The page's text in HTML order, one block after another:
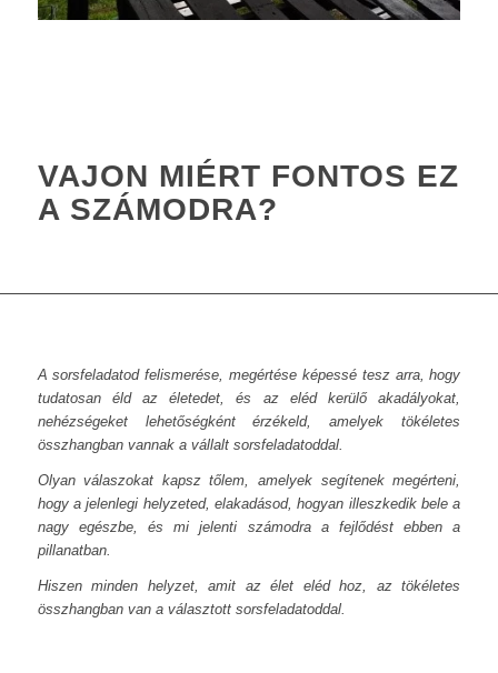
VAJON MIÉRT FONTOS EZ
A SZÁMODRA?
A sorsfeladatod felismerése, megértése képessé tesz arra, hogy
tudatosan éld az életedet, és az eléd kerülő akadályokat,
nehézségeket lehetőségként érzékeld, amelyek tökéletes
összhangban vannak a vállalt sorsfeladatoddal.
Olyan válaszokat kapsz tőlem, amelyek segítenek megérteni,
hogy a jelenlegi helyzeted, elakadásod, hogyan illeszkedik bele a
nagy egészbe, és mi jelenti számodra a fejlődést ebben a
pillanatban.
Hiszen minden helyzet, amit az élet eléd hoz, az tökéletes
összhangban van a választott sorsfeladatoddal.